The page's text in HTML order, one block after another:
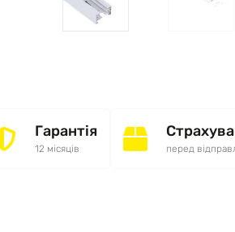
Гарантія
12 місяців перед